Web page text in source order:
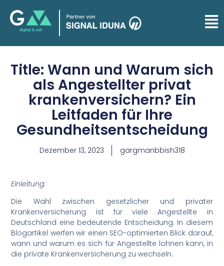
Title: Wann und Warum sich
als Angestellter privat
krankenversichern? Ein
Leitfaden für Ihre
Gesundheitsentscheidung
Dezember 13, 2023 gargmanbbish318
Einleitung:
Die Wahl zwischen gesetzlicher und privater
Krankenversicherung ist für viele Angestellte in
Deutschland eine bedeutende Entscheidung. In diesem
Blogartikel werfen wir einen SEO-optimierten Blick darauf,
wann und warum es sich für Angestellte lohnen kann, in
die private Krankenversicherung zu wechseln.